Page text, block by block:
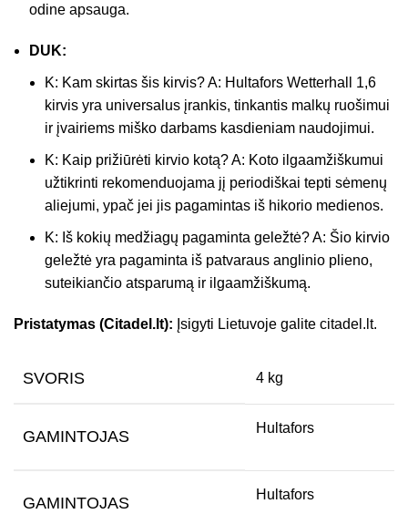
odine apsauga.
DUK:
K: Kam skirtas šis kirvis? A: Hultafors Wetterhall 1,6
kirvis yra universalus įrankis, tinkantis malkų ruošimui
ir įvairiems miško darbams kasdieniam naudojimui.
K: Kaip prižiūrėti kirvio kotą? A: Koto ilgaamžiškumui
užtikrinti rekomenduojama jį periodiškai tepti sėmenų
aliejumi, ypač jei jis pagamintas iš hikorio medienos.
K: Iš kokių medžiagų pagaminta geležtė? A: Šio kirvio
geležtė yra pagaminta iš patvaraus anglinio plieno,
suteikiančio atsparumą ir ilgaamžiškumą.
Pristatymas (Citadel.lt): Įsigyti Lietuvoje galite citadel.lt.
SVORIS 4 kg
GAMINTOJAS Hultafors
GAMINTOJAS Hultafors